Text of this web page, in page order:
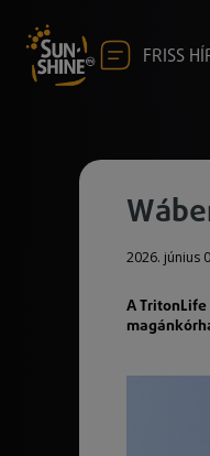
FRISS
2026. június
A